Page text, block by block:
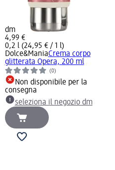
dm
4,99 €
0,2 l (24,95 € / 1 l)
Dolce&ManiaCrema corpo
glitterata Opera, 200 ml
(0)
Non disponibile per la
consegna
seleziona il negozio dm